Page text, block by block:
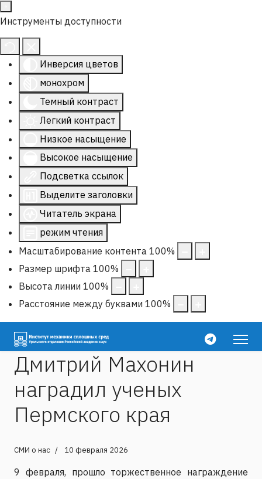
Инструменты доступности
Инверсия цветов
монохром
Темный контраст
Легкий контраст
Низкое насыщение
Высокое насыщение
Подсветка ссылок
Выделите заголовки
Читатель экрана
режим чтения
Масштабирование контента 100%
Размер шрифта 100%
Высота линии 100%
Расстояние между буквами 100%
Дмитрий Махонин
наградил ученых
Пермского края
СМИ о нас 10 февраля 2026
9 февраля, прошло торжественное награждение